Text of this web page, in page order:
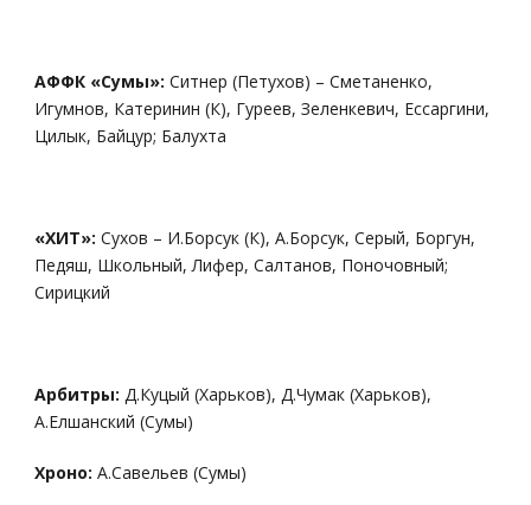
АФФК «Сумы»: Ситнер (Петухов) – Сметаненко,
Игумнов, Катеринин (К), Гуреев, Зеленкевич, Ессаргини,
Цилык, Байцур; Балухта
«ХИТ»: Сухов – И.Борсук (К), А.Борсук, Серый, Боргун,
Педяш, Школьный, Лифер, Салтанов, Поночовный;
Сирицкий
Арбитры: Д.Куцый (Харьков), Д.Чумак (Харьков),
А.Елшанский (Сумы)
Хроно: А.Савельев (Сумы)​